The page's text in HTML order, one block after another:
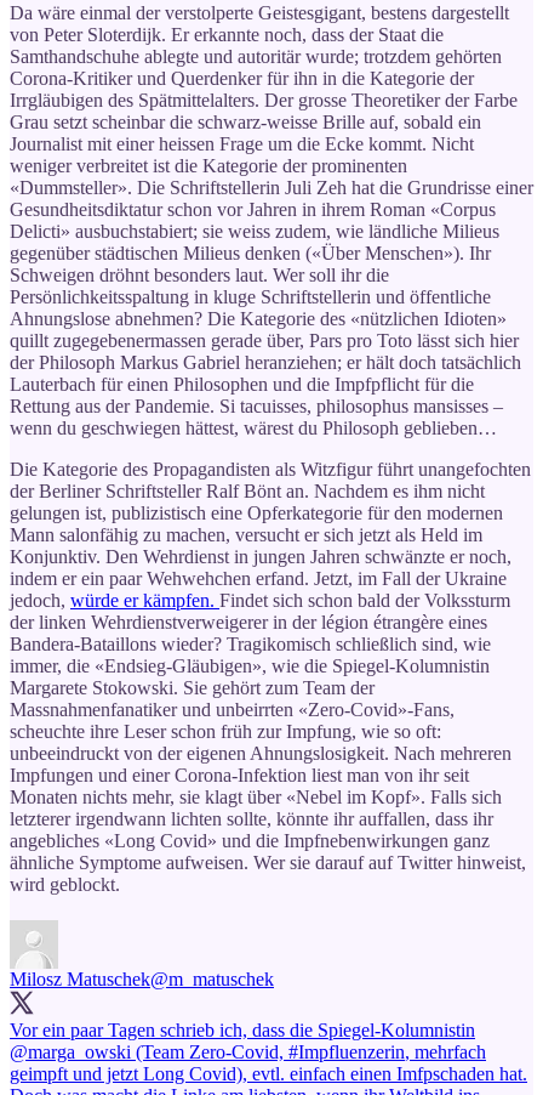
Da wäre einmal der verstolperte Geistesgigant, bestens dargestellt
von Peter Sloterdijk. Er erkannte noch, dass der Staat die
Samthandschuhe ablegte und autoritär wurde; trotzdem gehörten
Corona-Kritiker und Querdenker für ihn in die Kategorie der
Irrgläubigen des Spätmittelalters. Der grosse Theoretiker der Farbe
Grau setzt scheinbar die schwarz-weisse Brille auf, sobald ein
Journalist mit einer heissen Frage um die Ecke kommt. Nicht
weniger verbreitet ist die Kategorie der prominenten
«Dummsteller». Die Schriftstellerin Juli Zeh hat die Grundrisse einer
Gesundheitsdiktatur schon vor Jahren in ihrem Roman «Corpus
Delicti» ausbuchstabiert; sie weiss zudem, wie ländliche Milieus
gegenüber städtischen Milieus denken («Über Menschen»). Ihr
Schweigen dröhnt besonders laut. Wer soll ihr die
Persönlichkeitsspaltung in kluge Schriftstellerin und öffentliche
Ahnungslose abnehmen? Die Kategorie des «nützlichen Idioten»
quillt zugegebenermassen gerade über, Pars pro Toto lässt sich hier
der Philosoph Markus Gabriel heranziehen; er hält doch tatsächlich
Lauterbach für einen Philosophen und die Impfpflicht für die
Rettung aus der Pandemie. Si tacuisses, philosophus mansisses –
wenn du geschwiegen hättest, wärest du Philosoph geblieben…
Die Kategorie des Propagandisten als Witzfigur führt unangefochten
der Berliner Schriftsteller Ralf Bönt an. Nachdem es ihm nicht
gelungen ist, publizistisch eine Opferkategorie für den modernen
Mann salonfähig zu machen, versucht er sich jetzt als Held im
Konjunktiv. Den Wehrdienst in jungen Jahren schwänzte er noch,
indem er ein paar Wehwehchen erfand. Jetzt, im Fall der Ukraine
jedoch, würde er kämpfen. Findet sich schon bald der Volkssturm
der linken Wehrdienstverweigerer in der légion étrangère eines
Bandera-Bataillons wieder? Tragikomisch schließlich sind, wie
immer, die «Endsieg-Gläubigen», wie die Spiegel-Kolumnistin
Margarete Stokowski. Sie gehört zum Team der
Massnahmenfanatiker und unbeirrten «Zero-Covid»-Fans,
scheuchte ihre Leser schon früh zur Impfung, wie so oft:
unbeeindruckt von der eigenen Ahnungslosigkeit. Nach mehreren
Impfungen und einer Corona-Infektion liest man von ihr seit
Monaten nichts mehr, sie klagt über «Nebel im Kopf». Falls sich
letzterer irgendwann lichten sollte, könnte ihr auffallen, dass ihr
angebliches «Long Covid» und die Impfnebenwirkungen ganz
ähnliche Symptome aufweisen. Wer sie darauf auf Twitter hinweist,
wird geblockt.
Milosz Matuschek@m_matuschek
Vor ein paar Tagen schrieb ich, dass die Spiegel-Kolumnistin
@marga_owski (Team Zero-Covid, #Impfluenzerin, mehrfach
geimpft und jetzt Long Covid), evtl. einfach einen Imfpschaden hat.